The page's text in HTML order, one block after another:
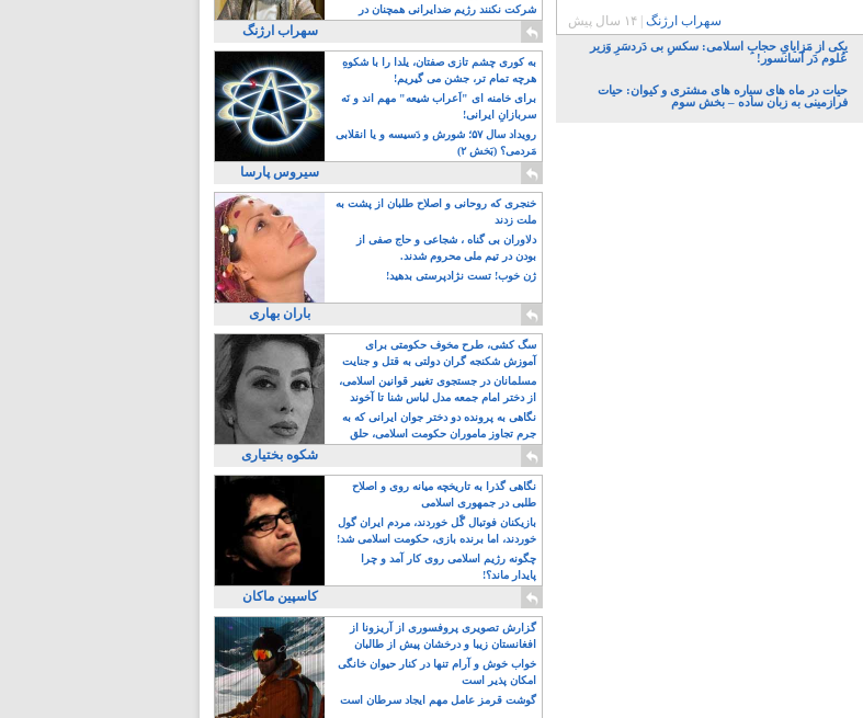
سهراب ارژنگ ۱۴ سال پیش
یکی از مَزایایِ حجابِ اسلامی: سکسِ بی دَردسَرِ وَزیر
عُلوم دَر آسانسور!
حیات در ماه های سیاره های مشتری و کیوان: حیات
فرازمینی به زبان ساده – بخش سوم
شرکت نکنند رژیم ضدایرانی همچنان در
قدرت باقی خواهدماند
سهراب ارژنگ
به کوری چشم تازی صفتان، یلدا را با شکوهِ
هرچه تمام تر، جشن می گیریم!
برای خامنه ای "اَعراب شیعه" مهم اند و نَه
سربازانِ ایرانی!
رویداد سال ۵۷؛ شورش و دَسیسه و یا انقلابی
مَردمی؟ (بَخش ۲)
سیروس پارسا
خنجری که روحانی و اصلاح طلبان از پشت به
ملت زدند
دلاوران بی گناه ، شجاعی و حاج صفی از
بودن در تیم ملی محروم شدند.
ژن خوب! تست نژادپرستی بدهید!
باران بهاری
سگ کشی، طرح مخوف حکومتی برای
آموزش شکنجه گران دولتی به قتل و جنایت
بیشتر
مسلمانان در جستجوی تغییر قوانین اسلامی،
از دختر امام جمعه مدل لباس شنا تا آخوند
مسلمان همجنسگرا!
نگاهی به پرونده دو دختر جوان ایرانی که به
جرم تجاوز ماموران حکومت اسلامی، حلق
آویز شدند!
شکوه بختیاری
نگاهی گذرا به تاریخچه میانه روی و اصلاح
طلبی در جمهوری اسلامی
بازیکنان فوتبال گًل خوردند، مردم ایران گول
خوردند، اما برنده بازی، حکومت اسلامی شد!
چگونه رژیم اسلامی روی کار آمد و چرا
پایدار ماند؟!
کاسپین ماکان
گزارش تصویری پروفسوری از آریزونا از
افغانستان زیبا و درخشان پیش از طالبان
خواب خوش و آرام تنها در کنار حیوان خانگی
امکان پذیر است
گوشت قرمز عامل مهم ایجاد سرطان است